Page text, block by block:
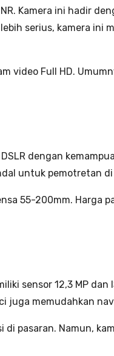
Kamera ini hadir
serius, kamera ini
Full HD.
dengan
untuk pemotretan
55-200mm. Harga
sensor 12,3 MP
juga memudahkan
pasaran. Namun,